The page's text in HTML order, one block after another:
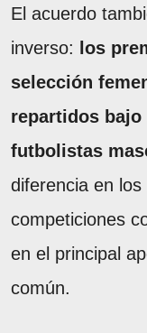
El acuerdo
inverso:
los
selección
repartidos
futbolistas
diferencia en
competiciones
en el principal
común.